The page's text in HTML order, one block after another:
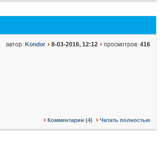
автор: Kondor 8-03-2016, 12:12 просмотров: 416
Комментарии (4) Читать полностью